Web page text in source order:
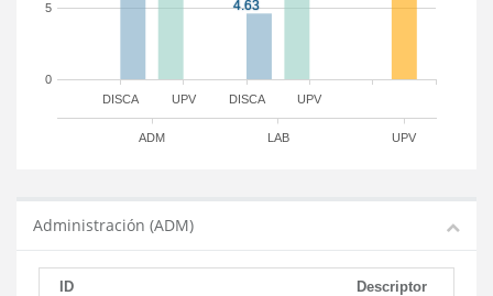
DISCA DISCA
UPV UPV
ADM LAB UPV
0
5
Administración (ADM)
ID Descriptor